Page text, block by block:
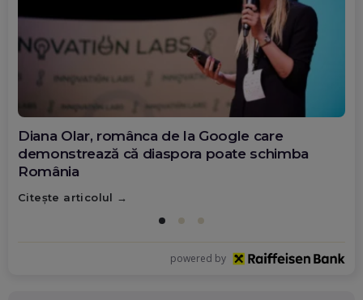
Diana Olar, românca de la Google care
demonstrează că diaspora poate schimba
România
Citește articolul
powered by